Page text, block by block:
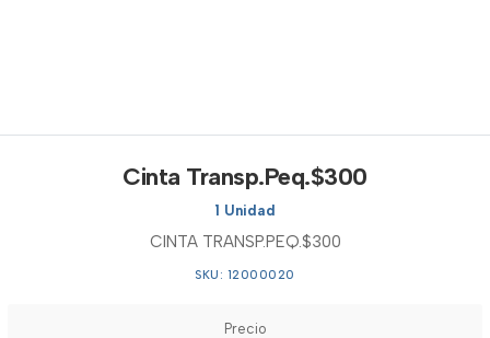
Cinta Transp.Peq.$300
1 Unidad
CINTA TRANSP.PEQ.$300
SKU: 12000020
Precio